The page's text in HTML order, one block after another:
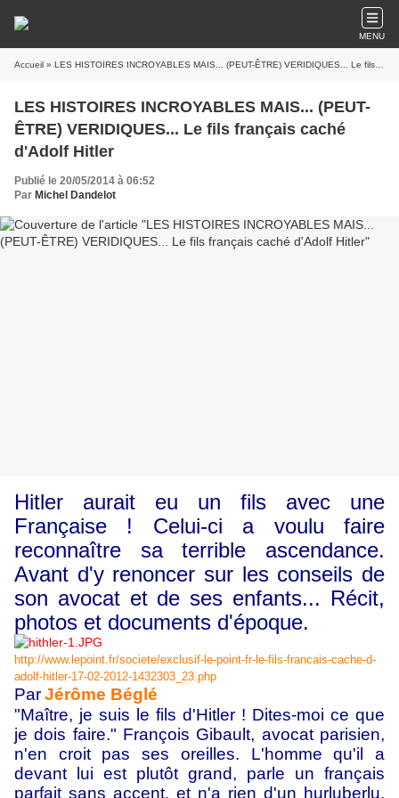
MENU
Accueil » LES HISTOIRES INCROYABLES MAIS... (PEUT-ÊTRE) VERIDIQUES... Le fils français caché d'Adolf Hitler
LES HISTOIRES INCROYABLES MAIS... (PEUT-
ÊTRE) VERIDIQUES... Le fils français caché
d'Adolf Hitler
Publié le 20/05/2014 à 06:52
Par Michel Dandelot
Hitler aurait eu un fils avec une
Française ! Celui-ci a voulu faire
reconnaître sa terrible ascendance.
Avant d'y renoncer sur les conseils de
son avocat et de ses enfants... Récit,
photos et documents d'époque.
http://www.lepoint.fr/societe/exclusif-le-point-fr-le-fils-francais-cache-d-
adolf-hitler-17-02-2012-1432303_23.php
ParJérôme Béglé
"Maître, je suis le fils d'Hitler ! Dites-moi ce que
je dois faire." François Gibault, avocat parisien,
n'en croit pas ses oreilles. L'homme qu'il a
devant lui est plutôt grand, parle un français
parfait sans accent, et n'a rien d'un hurluberlu.